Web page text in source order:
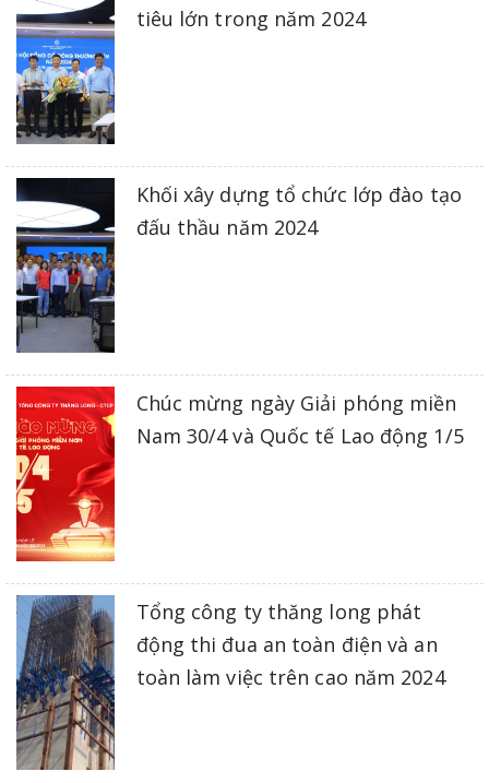
tiêu lớn trong năm 2024
Khối xây dựng tổ chức lớp đào tạo
đấu thầu năm 2024
Chúc mừng ngày Giải phóng miền
Nam 30/4 và Quốc tế Lao động 1/5
Tổng công ty thăng long phát
động thi đua an toàn điện và an
toàn làm việc trên cao năm 2024